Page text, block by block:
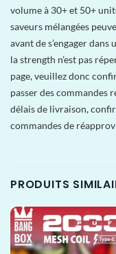
volume à 30+ et 50+
saveurs mélangées
avant de s’engager
la strength n’est pas
page, veuillez donc
passer des commandes
délais de livraison,
commandes de
PRODUITS